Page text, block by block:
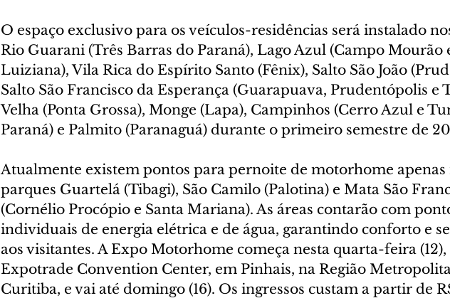
O espaço exclusivo para os veículos-residências será instalado
Rio Guarani (Três Barras do Paraná), Lago Azul (Campo Mourão
Luiziana), Vila Rica do Espírito Santo (Fênix), Salto São João
Salto São Francisco da Esperança (Guarapuava, Prudentópolis e
Velha (Ponta Grossa), Monge (Lapa), Campinhos (Cerro Azul e
Paraná) e Palmito (Paranaguá) durante o primeiro semestre de
Atualmente existem pontos para pernoite de motorhome apenas
parques Guartelá (Tibagi), São Camilo (Palotina) e Mata São
(Cornélio Procópio e Santa Mariana). As áreas contarão com
individuais de energia elétrica e de água, garantindo conforto e
aos visitantes. A Expo Motorhome começa nesta quarta-feira (12),
Expotrade Convention Center, em Pinhais, na Região
Curitiba, e vai até domingo (16). Os ingressos custam a partir de